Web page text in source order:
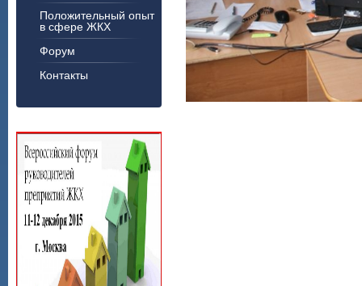
Положительный опыт
в сфере ЖКХ
Форум
Контакты